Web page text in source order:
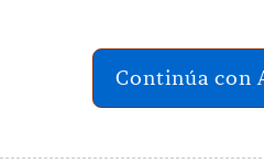
Continúa con